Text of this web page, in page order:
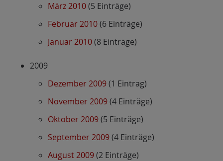
März 2010(5 Einträge)
Februar 2010(6 Einträge)
Januar 2010(8 Einträge)
2009
Dezember 2009(1 Eintrag)
November 2009(4 Einträge)
Oktober 2009(5 Einträge)
September 2009(4 Einträge)
August 2009(2 Einträge)